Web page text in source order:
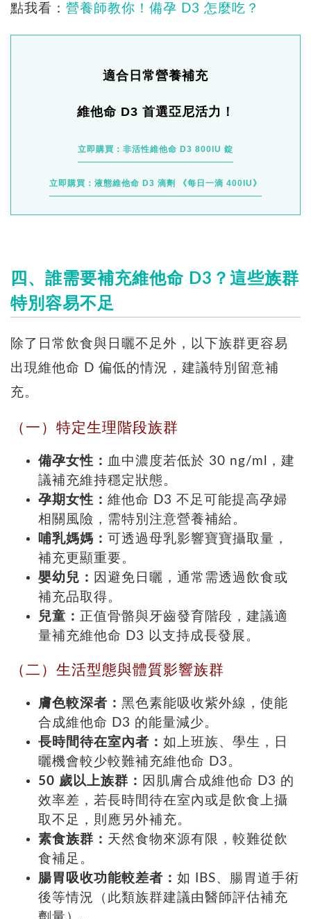
點我看： 營養師教你！備孕 D3 怎麼吃？
適合日常營養補充
維他命 D3 首選亞尼活力！
立即購買：非活性維他命 D3 800IU 錠
立即購買：液態維他命 D3 滴劑 《每日一滴 400IU》
四、誰需要補充維他命 D3？這些族群
特別容易不足
除了日常飲食與日曬不足外，以下族群更容易
出現維他命 D 偏低的情況，建議特別留意補
充。
（一）特定生理階段族群
備孕女性： 血中濃度若低於 30 ng/ml，建
議補充維持穩定狀態。
孕期女性： 維他命 D3 不足可能提高孕婦
相關風險，需特別注意營養補給。
哺乳媽媽： 可透過母乳影響寶寶攝取量，
補充更顯重要。
嬰幼兒：
因避免日曬，通常需透過飲食或
補充品取得。
兒童： 正值骨骼與牙齒發育階段，建議適
量補充維他命 D3 以支持成長發展。
（二）生活型態與體質影響族群
膚色較深者： 黑色素能吸收紫外線，使能
合成維他命 D3 的能量減少。
長時間待在室內者： 如上班族、學生，日
曬機會較少較難補充維他命 D3。
50 歲以上族群： 因肌膚合成維他命 D3 的
效率差，若長時間待在室內或是飲食上攝
取不足，則應另外補充。
素食族群： 天然食物來源有限，較難從飲
食補足。
腸胃吸收功能較差者： 如 IBS、腸胃道手術
後等情況（此類族群建議由醫師評估補充